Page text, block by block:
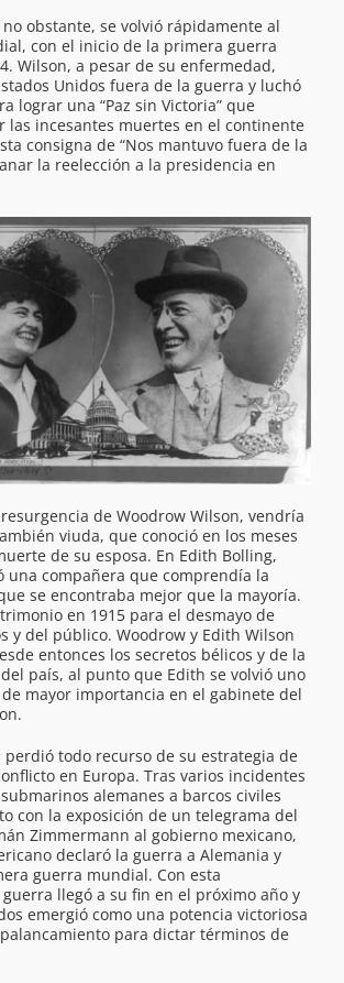
obstante, se volvió rápidamente al
con el inicio de la primera guerra
Wilson, a pesar de su enfermedad,
Unidos fuera de la guerra y luchó
lograr una “Paz sin Victoria” que
las incesantes muertes en el continente
consigna de “Nos mantuvo fuera de la
la reelección a la presidencia en
de Woodrow Wilson, vendría
viuda, que conoció en los meses
de su esposa. En Edith Bolling,
una compañera que comprendía la
se encontraba mejor que la mayoría.
en 1915 para el desmayo de
y del público. Woodrow y Edith Wilson
entonces los secretos bélicos y de la
país, al punto que Edith se volvió uno
mayor importancia en el gabinete del
perdió todo recurso de su estrategia de
en Europa. Tras varios incidentes
alemanes a barcos civiles
con la exposición de un telegrama del
Zimmermann al gobierno mexicano,
declaró la guerra a Alemania y
guerra mundial. Con esta
llegó a su fin en el próximo año y
emergió como una potencia victoriosa
para dictar términos de